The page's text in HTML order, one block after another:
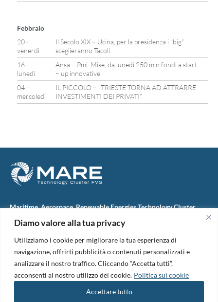
Diamo valore alla tua privacy
Utilizziamo i cookie per migliorare la tua esperienza di
navigazione, offrirti pubblicità o contenuti personalizzati e
analizzare il nostro traffico. Cliccando “Accetta tutti”,
acconsenti al nostro utilizzo dei cookie. Politica sui cookie
Accettare tutto
Febbraio
20 -
venerdì
Il Secolo XIX – Ucina, per la presidenza i “big”
sceglieranno Tacoli
16 -
lunedì
Ansa – Pmi: Mise, da lunedì 250 mln fondi a start
– up innovative
04 -
mercoledì
IL PICCOLO – “TRIESTE TORNA AD ATTRARRE
INVESTIMENTI DEI PRIVATI”
Maritime, Aerospace, Renewable Energies Technology Cluster
M.A.R.E. TC FVG S.c.ar.l.
34074 Monfalcone (Italy)
tel. +39 0481 723440
Codice Fiscale e Partita Iva: 01138620313
PEC:marefvg@legalmail.it
Codice univoco per i pagamenti: M5UXCR1
Copyright 2026. Design and development by